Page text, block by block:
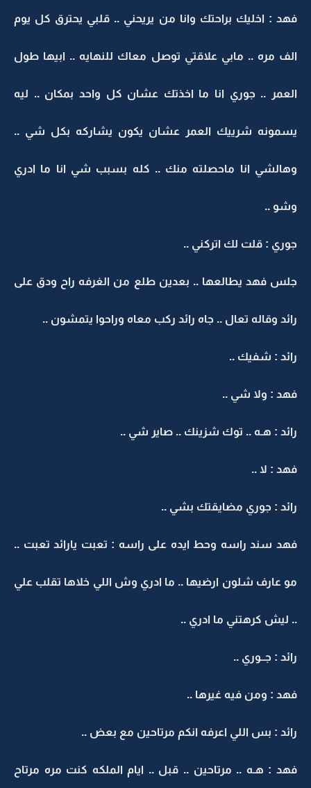
فهد : اخليك براحتك وانا من يريحني .. قلبي يحترق كل يوم
الف مره .. مابي علاقتي توصل معاك للنهايه .. ابيها طول
العمر .. جوري انا ما اخذتك عشان كل واحد بمكان .. ليه
يسمونه شرييك العمر عشان يكون يشاركه بكل شي ..
وهالشي انا ماحصلته منك .. كله بسبب شي انا ما ادري
وشو ..
جوري : قلت لك اتركني ..
جلس فهد يطالعها .. بعدين طلع من الغرفه راح ودق على
رائد وقاله تعال .. جاه رائد ركب معاه وراحوا يتمشون ..
رائد : شفيك ..
فهد : ولا شي ..
رائد : هـه .. توك شزينك .. صاير شي ..
فهد : لا ..
رائد : جوري مضايقتك بشي ..
فهد سند راسه وحط ايده على راسه : تعبت يارائد تعبت ..
مو عارف شلون ارضيها .. ما ادري وش اللي خلاها تقلب علي
.. ليش كرهتني ما ادري ..
رائد : جــوري ..
فهد : ومن فيه غيرها ..
رائد : بس اللي اعرفه انكم مرتاحين مع بعض ..
فهد : هـه .. مرتاحين .. قبل .. ايام الملكه كنت مره مرتاح